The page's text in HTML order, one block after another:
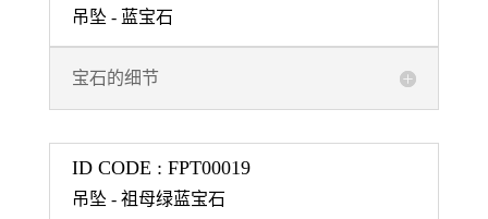
吊坠 - 蓝宝石
宝石的细节
ID CODE : FPT00019
吊坠 - 祖母绿蓝宝石